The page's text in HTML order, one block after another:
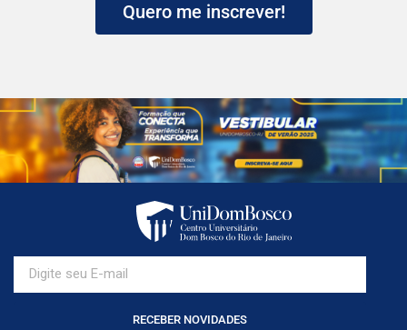
Quero me inscrever!
RECEBER NOVIDADES